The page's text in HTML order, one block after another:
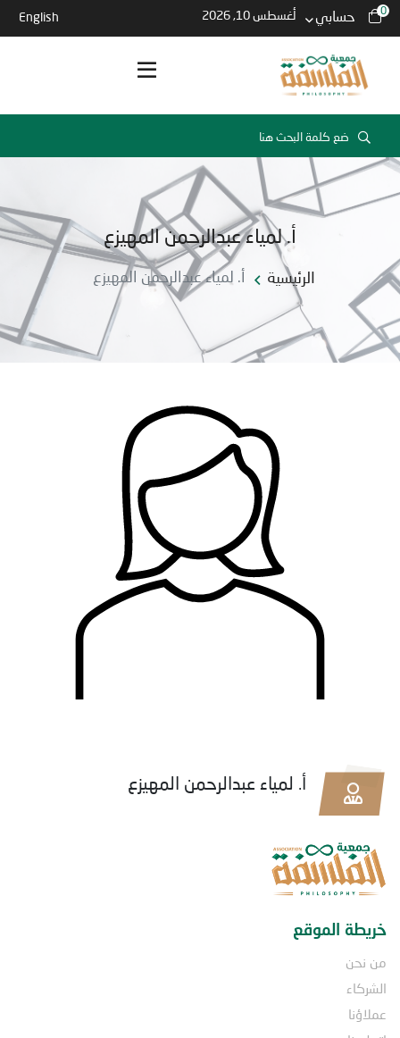
0 حسابي أغسطس 10, 2026 English
أ. لمياء عبدالرحمن المهيزع
الرئيسية أ. لمياء عبدالرحمن المهيزع
أ. لمياء عبدالرحمن المهيزع
خريطة الموقع
من نحن
الشركاء
عملاؤنا